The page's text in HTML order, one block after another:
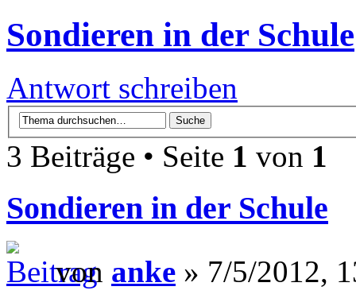
Sondieren in der Schule
Antwort schreiben
3 Beiträge • Seite 1 von 1
Sondieren in der Schule
von anke » 7/5/2012,